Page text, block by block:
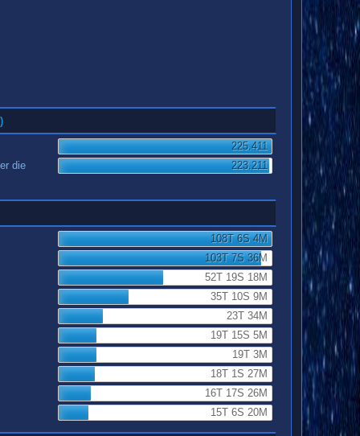
225.411
die
223.211
108T 6S 4M
103T 7S 36M
52T 19S 18M
35T 10S 9M
23T 34M
19T 15S 5M
19T 3M
18T 1S 27M
16T 17S 26M
15T 6S 20M